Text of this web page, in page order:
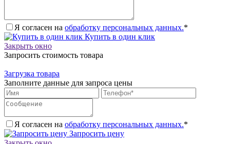
Я согласен на обработку персональных данных.*
Купить в один клик
Закрыть окно
Запросить стоимость товара
Загрузка товара
Заполните данные для запроса цены
Я согласен на обработку персональных данных.*
Запросить цену